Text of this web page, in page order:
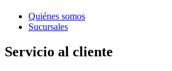
Quiénes somos
Sucursales
Servicio al cliente